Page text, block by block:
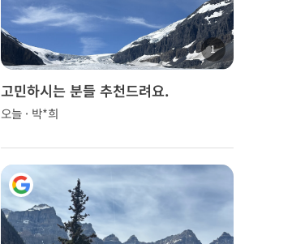
1
고민하시는 분들 추천드려요.
오늘 · 박*희